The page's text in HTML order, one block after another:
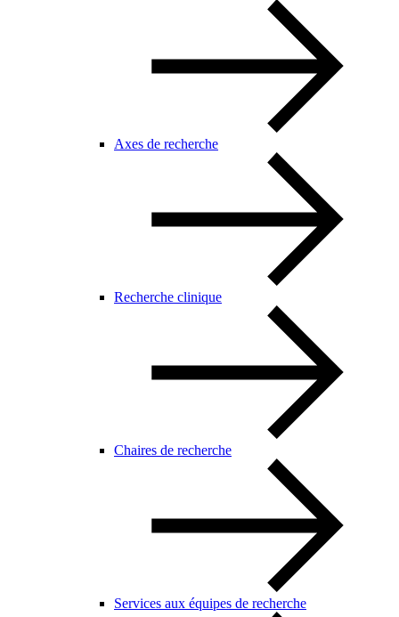
Axes de recherche
Recherche clinique
Chaires de recherche
Services aux équipes de recherche